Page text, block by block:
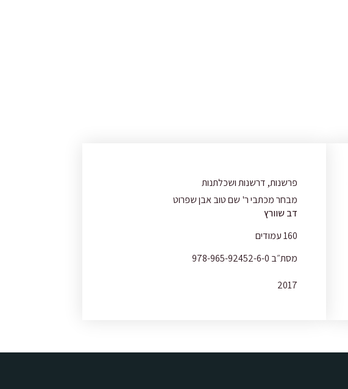
פרשנות, דרשנות ושכלתנות
מבחר מכתבי ר' שם טוב אבן שפרוט
דב שוורץ
160 עמודים
מסת״ב 978-965-92452-6-0
2017